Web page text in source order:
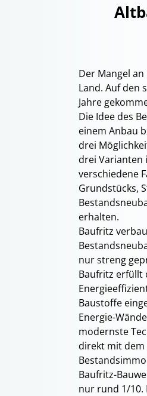
Der Mangel
Land. Auf den
Jahre
Die Idee des
einem Anbau
drei
drei Varianten
verschiedene
Grundstücks,
erhalten.
Baufritz
nur streng
Baufritz erfüllt
Baustoffe
Energie-
modernste
direkt mit dem
Baufritz-
nur rund 1/10.